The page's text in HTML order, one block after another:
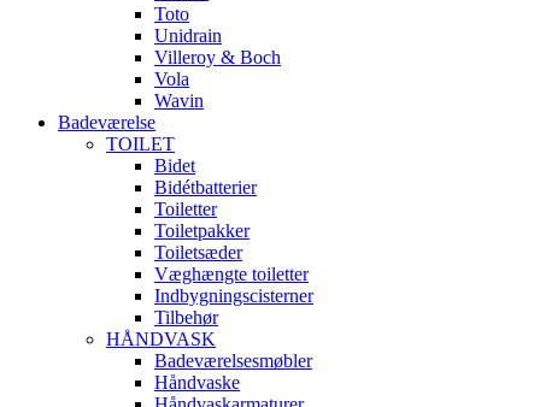
Toto
Unidrain
Villeroy & Boch
Vola
Wavin
Badeværelse
TOILET
Bidet
Bidétbatterier
Toiletter
Toiletpakker
Toiletsæder
Væghængte toiletter
Indbygningscisterner
Tilbehør
HÅNDVASK
Badeværelsesmøbler
Håndvaske